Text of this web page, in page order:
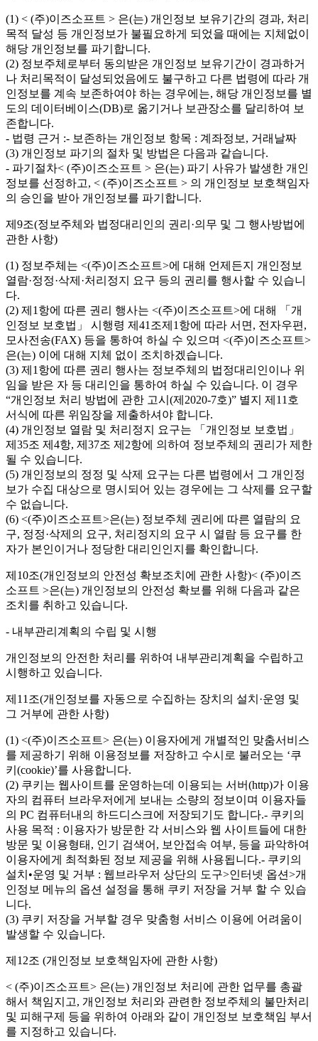
(1) < (주)이즈소프트 > 은(는) 개인정보 보유기간의 경과, 처리
목적 달성 등 개인정보가 불필요하게 되었을 때에는 지체없이
해당 개인정보를 파기합니다.
(2) 정보주체로부터 동의받은 개인정보 보유기간이 경과하거
나 처리목적이 달성되었음에도 불구하고 다른 법령에 따라 개
인정보를 계속 보존하여야 하는 경우에는, 해당 개인정보를 별
도의 데이터베이스(DB)로 옮기거나 보관장소를 달리하여 보
존합니다.
- 법령 근거 :- 보존하는 개인정보 항목 : 계좌정보, 거래날짜
(3) 개인정보 파기의 절차 및 방법은 다음과 같습니다.
- 파기절차< (주)이즈소프트 > 은(는) 파기 사유가 발생한 개인
정보를 선정하고, < (주)이즈소프트 > 의 개인정보 보호책임자
의 승인을 받아 개인정보를 파기합니다.
제9조(정보주체와 법정대리인의 권리·의무 및 그 행사방법에
관한 사항)
(1) 정보주체는 <(주)이즈소프트>에 대해 언제든지 개인정보
열람·정정·삭제·처리정지 요구 등의 권리를 행사할 수 있습니
다.
(2) 제1항에 따른 권리 행사는 <(주)이즈소프트>에 대해 「개
인정보 보호법」 시행령 제41조제1항에 따라 서면, 전자우편,
모사전송(FAX) 등을 통하여 하실 수 있으며 <(주)이즈소프트>
은(는) 이에 대해 지체 없이 조치하겠습니다.
(3) 제1항에 따른 권리 행사는 정보주체의 법정대리인이나 위
임을 받은 자 등 대리인을 통하여 하실 수 있습니다. 이 경우
“개인정보 처리 방법에 관한 고시(제2020-7호)” 별지 제11호
서식에 따른 위임장을 제출하셔야 합니다.
(4) 개인정보 열람 및 처리정지 요구는 「개인정보 보호법」
제35조 제4항, 제37조 제2항에 의하여 정보주체의 권리가 제한
될 수 있습니다.
(5) 개인정보의 정정 및 삭제 요구는 다른 법령에서 그 개인정
보가 수집 대상으로 명시되어 있는 경우에는 그 삭제를 요구할
수 없습니다.
(6) <(주)이즈소프트>은(는) 정보주체 권리에 따른 열람의 요
구, 정정·삭제의 요구, 처리정지의 요구 시 열람 등 요구를 한
자가 본인이거나 정당한 대리인인지를 확인합니다.
제10조(개인정보의 안전성 확보조치에 관한 사항)< (주)이즈
소프트 >은(는) 개인정보의 안전성 확보를 위해 다음과 같은
조치를 취하고 있습니다.
- 내부관리계획의 수립 및 시행
개인정보의 안전한 처리를 위하여 내부관리계획을 수립하고
시행하고 있습니다.
제11조(개인정보를 자동으로 수집하는 장치의 설치·운영 및
그 거부에 관한 사항)
(1) <(주)이즈소프트> 은(는) 이용자에게 개별적인 맞춤서비스
를 제공하기 위해 이용정보를 저장하고 수시로 불러오는 ‘쿠
키(cookie)’를 사용합니다.
(2) 쿠키는 웹사이트를 운영하는데 이용되는 서버(http)가 이용
자의 컴퓨터 브라우저에게 보내는 소량의 정보이며 이용자들
의 PC 컴퓨터내의 하드디스크에 저장되기도 합니다.- 쿠키의
사용 목적 : 이용자가 방문한 각 서비스와 웹 사이트들에 대한
방문 및 이용형태, 인기 검색어, 보안접속 여부, 등을 파악하여
이용자에게 최적화된 정보 제공을 위해 사용됩니다.- 쿠키의
설치•운영 및 거부 : 웹브라우저 상단의 도구>인터넷 옵션>개
인정보 메뉴의 옵션 설정을 통해 쿠키 저장을 거부 할 수 있습
니다.
(3) 쿠키 저장을 거부할 경우 맞춤형 서비스 이용에 어려움이
발생할 수 있습니다.
제12조 (개인정보 보호책임자에 관한 사항)
< (주)이즈소프트> 은(는) 개인정보 처리에 관한 업무를 총괄
해서 책임지고, 개인정보 처리와 관련한 정보주체의 불만처리
및 피해구제 등을 위하여 아래와 같이 개인정보 보호책임 부서
를 지정하고 있습니다.